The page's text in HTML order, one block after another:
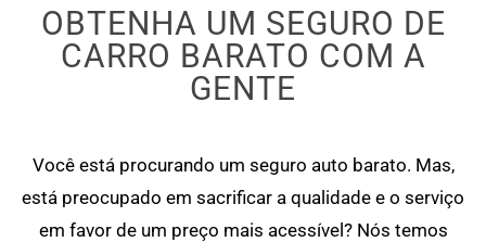
OBTENHA UM SEGURO DE
CARRO BARATO COM A
GENTE
Você está procurando um seguro auto barato. Mas,
está preocupado em sacrificar a qualidade e o serviço
em favor de um preço mais acessível? Nós temos